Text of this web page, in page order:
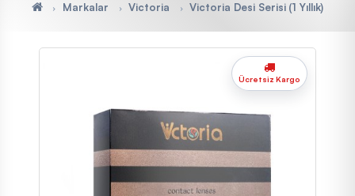
Markalar Victoria Victoria Desi Serisi (1 Yıllık)
Ücretsiz Kargo